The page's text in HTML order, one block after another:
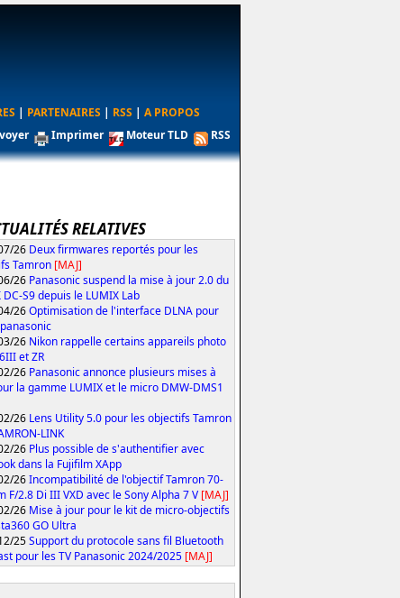
| PARTENAIRES | RSS | A PROPOS
Imprimer Moteur TLD RSS
RELATIVES
26 Deux firmwares reportés pour les
Tamron [MAJ]
26 Panasonic suspend la mise à jour 2.0 du
DC-S9 depuis le LUMIX Lab
26Optimisation de l'interface DLNA pour
26 Nikon rappelle certains appareils photo
et ZR
26 Panasonic annonce plusieurs mises à
la gamme LUMIX et le micro DMW-DMS1
26 Lens Utility 5.0 pour les objectifs Tamron
LINK
26 Plus possible de s'authentifier avec
dans la Fujifilm XApp
26Incompatibilité de l'objectif Tamron 70-
F/2.8 Di III VXD avec le Sony Alpha 7 V [MAJ]
26 Mise à jour pour le kit de micro-objectifs
GO Ultra
25Support du protocole sans fil Bluetooth
pour les TV Panasonic 2024/2025 [MAJ]